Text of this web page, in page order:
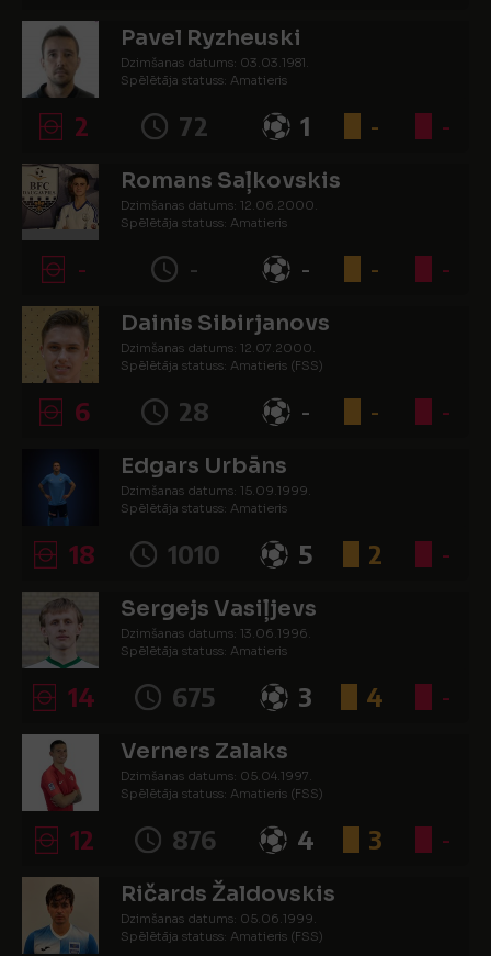
Pavel Ryzheuski
Dzimšanas datums: 03.03.1981.
Spēlētāja statuss: Amatieris
2 72 1 - -
Romans Saļkovskis
Dzimšanas datums: 12.06.2000.
Spēlētāja statuss: Amatieris
- - - - -
Dainis Sibirjanovs
Dzimšanas datums: 12.07.2000.
Spēlētāja statuss: Amatieris (FSS)
6 28 - - -
Edgars Urbāns
Dzimšanas datums: 15.09.1999.
Spēlētāja statuss: Amatieris
18 1010 5 2 -
Sergejs Vasiļjevs
Dzimšanas datums: 13.06.1996.
Spēlētāja statuss: Amatieris
14 675 3 4 -
Verners Zalaks
Dzimšanas datums: 05.04.1997.
Spēlētāja statuss: Amatieris (FSS)
12 876 4 3 -
Ričards Žaldovskis
Dzimšanas datums: 05.06.1999.
Spēlētāja statuss: Amatieris (FSS)